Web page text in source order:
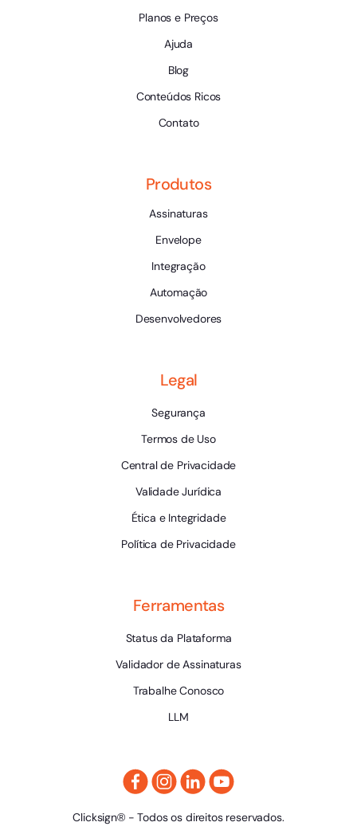
Planos e Preços
Ajuda
Blog
Conteúdos Ricos
Contato
Produtos
Assinaturas
Envelope
Integração
Automação
Desenvolvedores
Legal
Segurança
Termos de Uso
Central de Privacidade
Validade Jurídica
Ética e Integridade
Política de Privacidade
Ferramentas
Status da Plataforma
Validador de Assinaturas
Trabalhe Conosco
LLM
Clicksign® - Todos os direitos reservados.